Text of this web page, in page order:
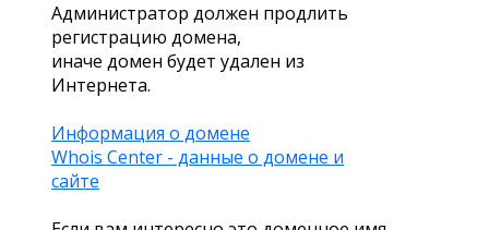
Администратор должен продлить
регистрацию домена,
иначе домен будет удален из
Интернета.
Информация о домене
Whois Center - данные о домене и
сайте